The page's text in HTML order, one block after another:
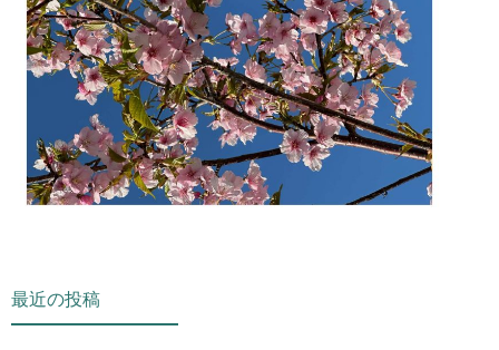
最近の投稿